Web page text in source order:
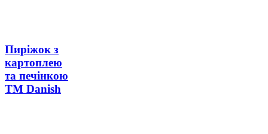
Пиріжок з
картоплею
та печінкою
ТМ Danish